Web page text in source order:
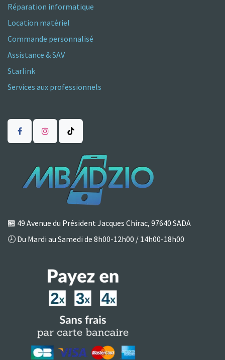
Réparation informatique
Location matériel
Commande personnalisé
Assistance & SAV
Starlink
Services aux professionnels
🏪 49 Avenue du Président Jacques Chirac, 97640 SADA
🕗 Du Mardi au Samedi de 8h00-12h00 / 14h00-18h00